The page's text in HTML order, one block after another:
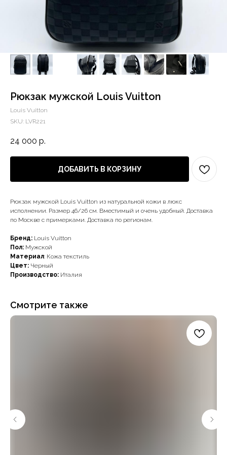
Рюкзак мужской Louis Vuitton
Louis Vuitton
SKU: LVR221
24 000 р.
ДОБАВИТЬ В КОРЗИНУ
Рюкзак мужской Louis Vuitton из натуральной кожи в люкс
исполнении. Размер 46/26 см. Вместимый и очень удобный. Доставка
по Москве с примерками. Доставка по регионам.
Бренд: Louis Vuitton
Пол: Мужской
Материал: Кожа текстиль
Цвет: Черный
Производство: Италия
Смотрите также